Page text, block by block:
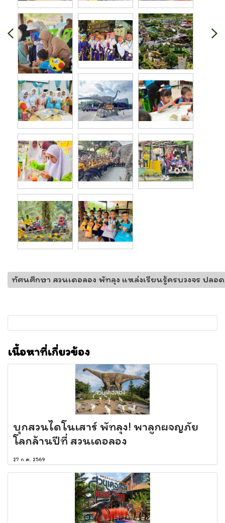
ทัศนศึกษา สวนเดอลอง พัทลุง แหล่งเรียนรู้ครบวงจร ปลอ
เนื้อหาที่เกี่ยวข้อง
บุกสวนไดโนเสาร์ พัทลุง! พาลูกผจญภัย
โลกล้านปีที่ สวนเดอลอง
27 ก.ค. 2569